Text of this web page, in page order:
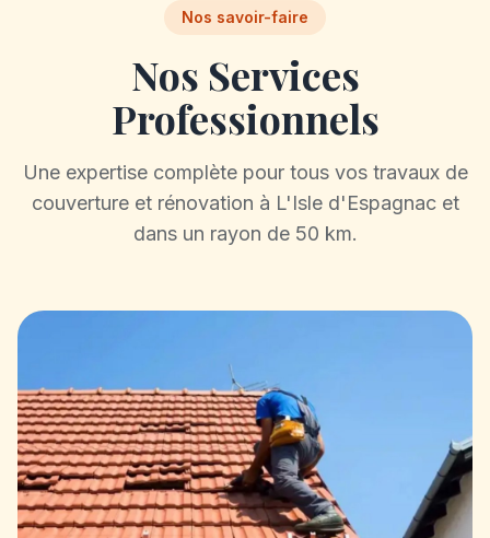
Nos savoir-faire
Nos Services
Professionnels
Une expertise complète pour tous vos travaux de
couverture et rénovation à L'Isle d'Espagnac et
dans un rayon de 50 km.